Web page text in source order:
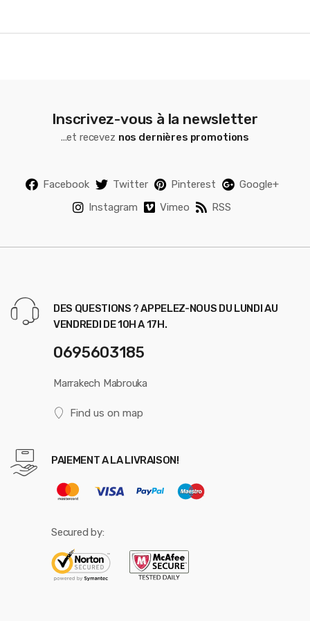
Inscrivez-vous à la newsletter
...et recevez nos dernières promotions
Facebook Twitter Pinterest
Google+
Instagram
Vimeo RSS
DES QUESTIONS ? APPELEZ-NOUS DU LUNDI AU
VENDREDI DE 10H A 17H.
0695603185
Marrakech Mabrouka
Find us on map
PAIEMENT A LA LIVRAISON!
Secured by: